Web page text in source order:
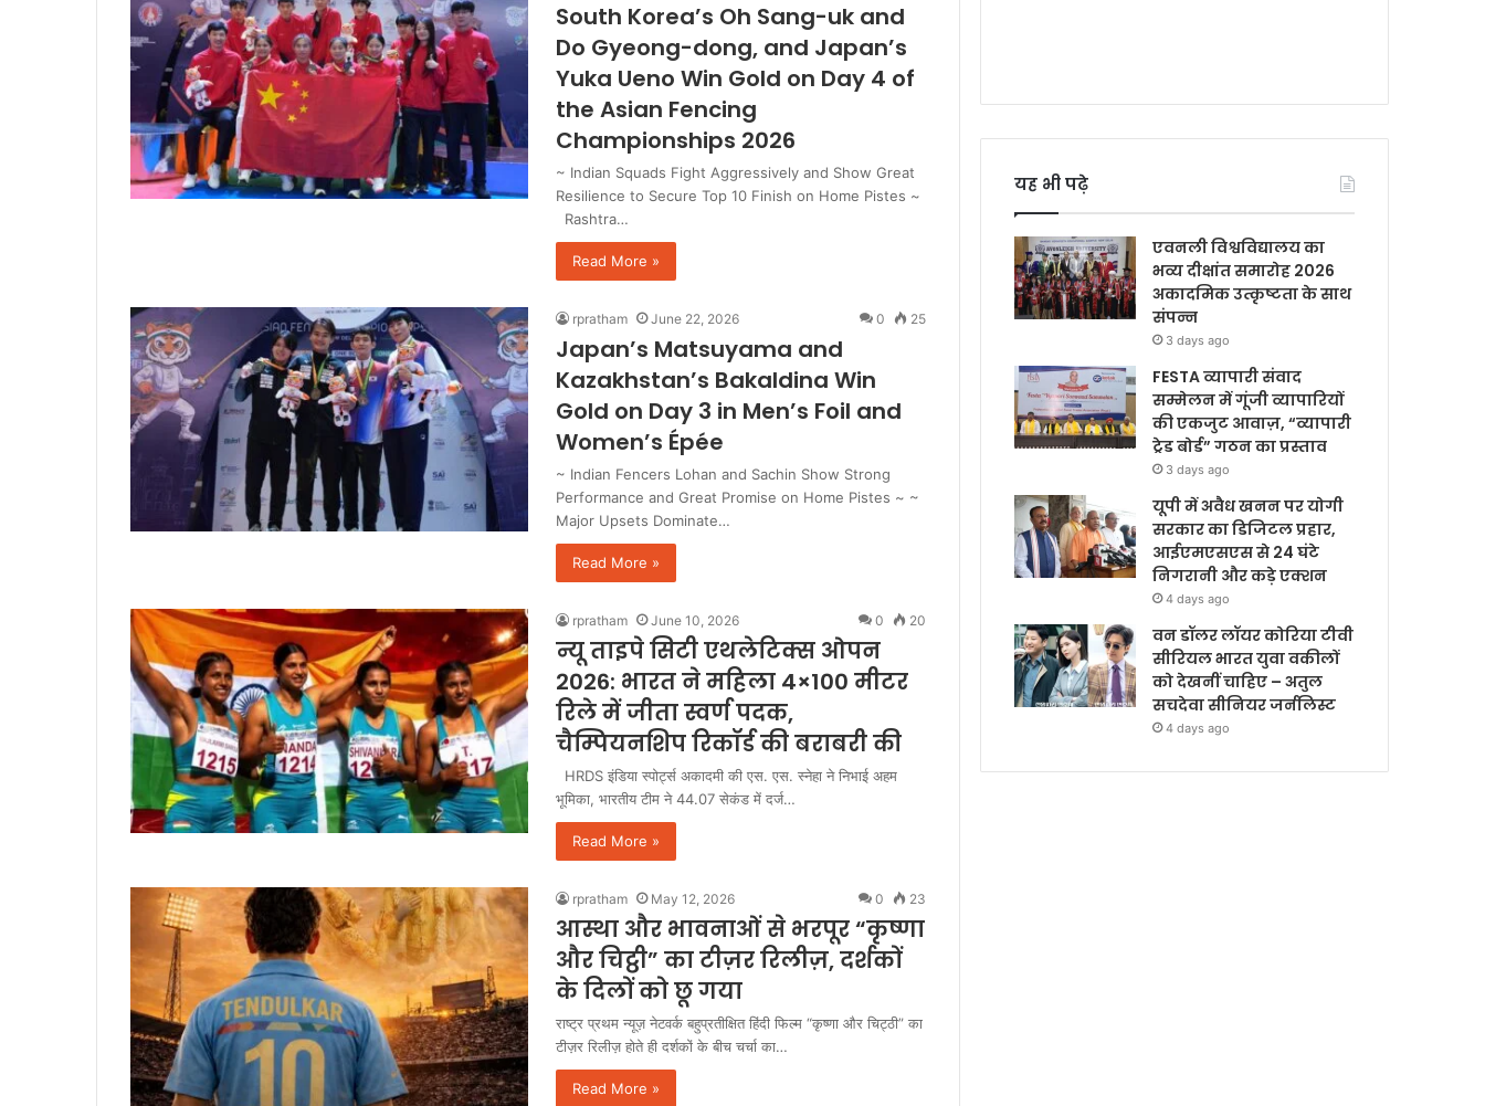
South Korea’s Oh Sang-uk and
Do Gyeong-dong, and Japan’s
Yuka Ueno Win Gold on Day 4 of
the Asian Fencing
Championships 2026
~ Indian Squads Fight Aggressively and Show Great
Resilience to Secure Top 10 Finish on Home Pistes ~
Rashtra…
Read More »
rpratham June 22, 2026 0 25
Japan’s Matsuyama and
Kazakhstan’s Bakaldina Win
Gold on Day 3 in Men’s Foil and
Women’s Épée
~ Indian Fencers Lohan and Sachin Show Strong
Performance and Great Promise on Home Pistes ~ ~
Major Upsets Dominate…
Read More »
rpratham June 10, 2026 0 20
न्यू ताइपे सिटी एथलेटिक्स ओपन
2026: भारत ने महिला 4×100 मीटर
रिले में जीता स्वर्ण पदक,
चैम्पियनशिप रिकॉर्ड की बराबरी की
HRDS इंडिया स्पोर्ट्स अकादमी की एस. एस. स्नेहा ने निभाई अहम
भूमिका, भारतीय टीम ने 44.07 सेकंड में दर्ज…
Read More »
rpratham May 12, 2026 0 23
आस्था और भावनाओं से भरपूर “कृष्णा
और चिट्ठी” का टीज़र रिलीज़, दर्शकों
के दिलों को छू गया
राष्ट्र प्रथम न्यूज़ नेटवर्क बहुप्रतीक्षित हिंदी फिल्म “कृष्णा और चिट्ठी” का
टीज़र रिलीज़ होते ही दर्शकों के बीच चर्चा का…
Read More »
यह भी पढ़े
एवनली विश्वविद्यालय का
भव्य दीक्षांत समारोह 2026
अकादमिक उत्कृष्टता के साथ
संपन्न
3 days ago
FESTA व्यापारी संवाद
सम्मेलन में गूंजी व्यापारियों
की एकजुट आवाज़, “व्यापारी
ट्रेड बोर्ड” गठन का प्रस्ताव
3 days ago
यूपी में अवैध खनन पर योगी
सरकार का डिजिटल प्रहार,
आईएमएसएस से 24 घंटे
निगरानी और कड़े एक्शन
4 days ago
वन डॉलर लॉयर कोरिया टीवी
सीरियल भारत युवा वकीलों
को देखनीं चाहिए – अतुल
सचदेवा सीनियर जर्नलिस्ट
4 days ago